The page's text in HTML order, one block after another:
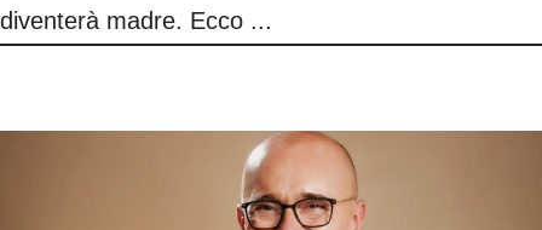
diventerà madre. Ecco ...